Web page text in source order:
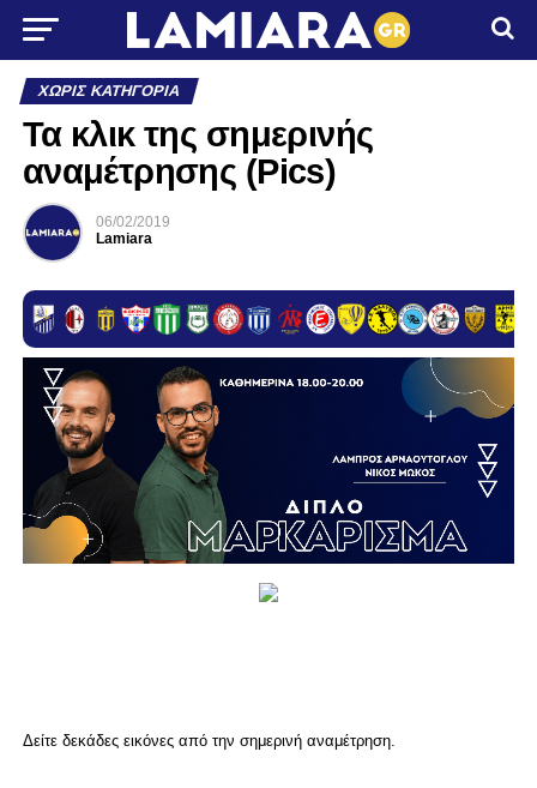
ΧΩΡΊΣ ΚΑΤΗΓΟΡΊΑ
Τα κλικ της σημερινής
αναμέτρησης (Pics)
06/02/2019
Lamiara
Δείτε δεκάδες εικόνες από την σημερινή αναμέτρηση.